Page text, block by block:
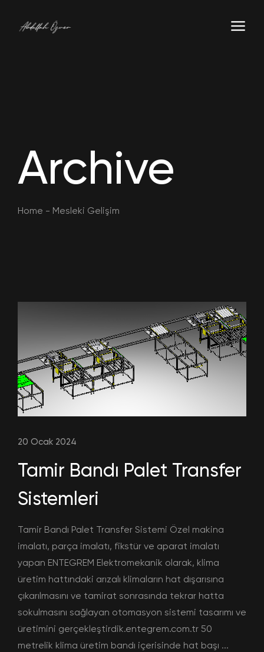
Archive
Home - Mesleki Gelişim
20 Ocak 2024
Tamir Bandı Palet Transfer
Sistemleri
Tamir Bandı Palet Transfer Sistemi Özel makina
imalatı, parça imalatı, fikstür ve aparat imalatı
yapan ENTEGREM Elektromekanik olarak, klima
üretim hattındaki arızalı klimaların hat dışarısına
çıkarılmasını ve tamirat sonrasında tekrar hatta
sokulmasını sağlayan otomasyon sistemi tasarımı ve
üretimini gerçekleştirdik.entegrem.com.tr 50
metrelik klima üretim bandı içerisinde hat başı ...